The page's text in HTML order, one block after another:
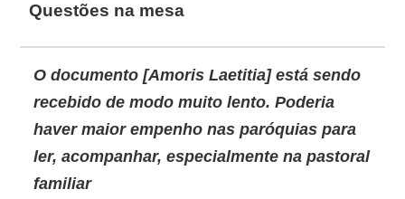
Questões na mesa
O documento [Amoris Laetitia] está sendo
recebido de modo muito lento. Poderia
haver maior empenho nas paróquias para
ler, acompanhar, especialmente na pastoral
familiar